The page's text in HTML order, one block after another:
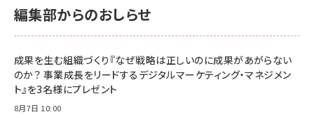
anan(アンアン)2026/06/24号 No.2500増刊
スペシャルエディション[王道エンタメの矜持／
￥1,100
anan(アンアン)2026/07/08号 No.2502[2026
NIMASO ガラスフィルム iPhone 17 用 保護フィ
すい ガイド枠付き いPhone17 (6.3インチ) 対応
2枚セット DSP25F1698
￥1,599
Amazon eギフトカード - Amazonロゴ - クラ
￥5,000
Anker PowerLine III Flow USB-C & USB-C
編集部からのおしらせ
成果を生む組織づくり『なぜ戦略は正しいのに成果があがらない
のか？ 事業成長をリードするデジタルマーケティング・マネジメン
ト』を3名様にプレゼント
8月7日 10:00